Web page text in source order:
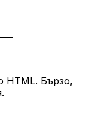
—
HTML. Бързо,